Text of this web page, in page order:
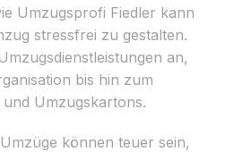
Umzugsprofi Fiedler kann
stressfrei zu gestalten.
an,
bis hin zum
Umzugskartons.
Umzüge können teuer sein,